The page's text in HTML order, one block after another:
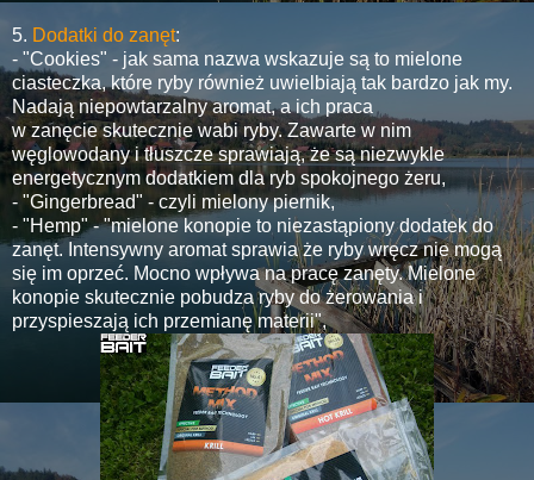
5. Dodatki do zanęt:
- "Cookies" - jak sama nazwa wskazuje są to mielone
ciasteczka, które ryby również uwielbiają tak bardzo jak my.
Nadają niepowtarzalny aromat, a ich praca
w zanęcie skutecznie wabi ryby. Zawarte w nim
węglowodany i tłuszcze sprawiają, że są niezwykle
energetycznym dodatkiem dla ryb spokojnego żeru,
- "Gingerbread" - czyli mielony piernik,
- "Hemp" - "mielone konopie to niezastąpiony dodatek do
zanęt. Intensywny aromat sprawia że ryby wręcz nie mogą
się im oprzeć. Mocno wpływa na pracę zanęty. Mielone
konopie skutecznie pobudza ryby do żerowania i
przyspieszają ich przemianę materii",